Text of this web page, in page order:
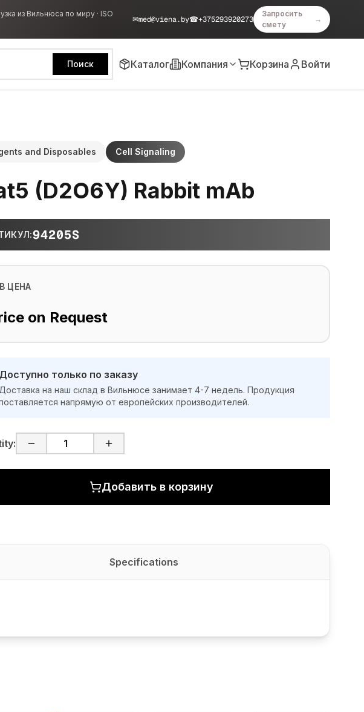
из Вильнюса по миру · ISO
✉med@viena.by☎+375293920273
Запросить
смету
→
Поиск Каталог Компания Корзина Войти
and Disposables Cell Signaling
(D2O6Y) Rabbit mAb
:94205S
ЦЕНА
on Request
Доступно только по заказу
Доставка на наш склад в Вильнюсе занимает 4-7 недель. Продукция
напрямую от европейских производителей.
Добавить в корзину
Specifications